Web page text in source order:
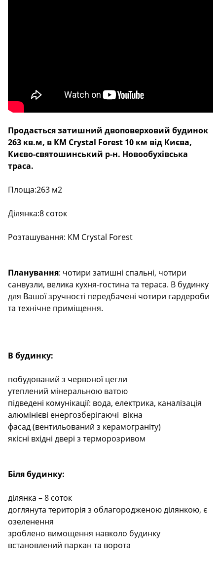
Продається затишний двоповерховий будинок
263 кв.м, в КМ Crystal Forest 10 км від Києва,
Києво-святошинський р-н. Новообухівська
траса.
Площа:263 м2
Ділянка:8 соток
Розташування: КМ Crystal Forest
Планування: чотири затишні спальні, чотири
санвузли, велика кухня-гостина та тераса. В будинку
для Вашої зручності передбачені чотири гардероби
та технічне приміщення.
В будинку:
побудований з червоної цегли
утеплений мінеральною ватою
підведені комунікації: вода, електрика, каналізація
алюмінієві енергозберігаючі вікна
фасад (вентильований з керамограніту)
якісні вхідні двері з терморозривом
Біля будинку:
ділянка – 8 соток
доглянута територія з облагородженою ділянкою, є
озеленення
зроблено вимощення навколо будинку
встановлений паркан та ворота